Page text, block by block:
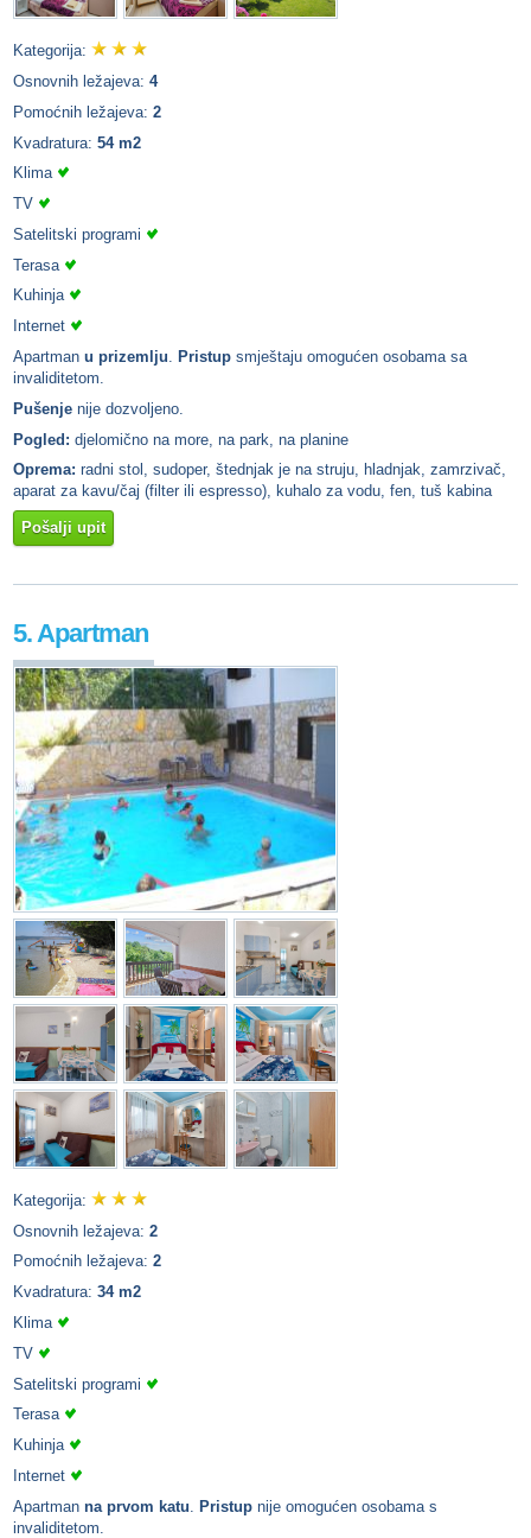
Kategorija:
Osnovnih ležajeva: 4
Pomoćnih ležajeva: 2
Kvadratura: 54 m2
Klima
TV
Satelitski programi
Terasa
Kuhinja
Internet
Apartman u prizemlju. Pristup smještaju omogućen osobama sa
invaliditetom.
Pušenje nije dozvoljeno.
Pogled: djelomično na more, na park, na planine
Oprema: radni stol, sudoper, štednjak je na struju, hladnjak, zamrzivač,
aparat za kavu/čaj (filter ili espresso), kuhalo za vodu, fen, tuš kabina
Pošalji upit
5. Apartman
Kategorija:
Osnovnih ležajeva: 2
Pomoćnih ležajeva: 2
Kvadratura: 34 m2
Klima
TV
Satelitski programi
Terasa
Kuhinja
Internet
Apartman na prvom katu Pristup nije omogućen osobama s
invaliditetom.